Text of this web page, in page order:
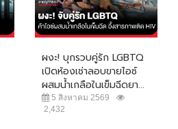
ผงะ! บุกรวบคู่รัก LGBTQ
เปิดห้องเช่าลอบขายไอซ์
ผสมน้ำเกลือในเข็มฉีดยา...
5 สิงหาคม 2569
2,432